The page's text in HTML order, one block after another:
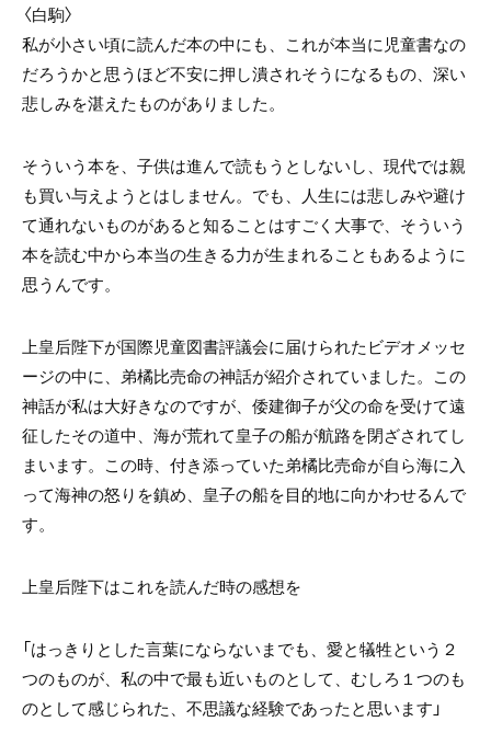
〈白駒〉
私が小さい頃に読んだ本の中にも、これが本当に児童書なの
だろうかと思うほど不安に押し潰されそうになるもの、深い
悲しみを湛えたものがありました。
そういう本を、子供は進んで読もうとしないし、現代では親
も買い与えようとはしません。でも、人生には悲しみや避け
て通れないものがあると知ることはすごく大事で、そういう
本を読む中から本当の生きる力が生まれることもあるように
思うんです。
上皇后陛下が国際児童図書評議会に届けられたビデオメッセ
ージの中に、弟橘比売命の神話が紹介されていました。この
神話が私は大好きなのですが、倭建御子が父の命を受けて遠
征したその道中、海が荒れて皇子の船が航路を閉ざされてし
まいます。この時、付き添っていた弟橘比売命が自ら海に入
って海神の怒りを鎮め、皇子の船を目的地に向かわせるんで
す。
上皇后陛下はこれを読んだ時の感想を
「はっきりとした言葉にならないまでも、愛と犠牲という２
つのものが、私の中で最も近いものとして、むしろ１つのも
のとして感じられた、不思議な経験であったと思います」